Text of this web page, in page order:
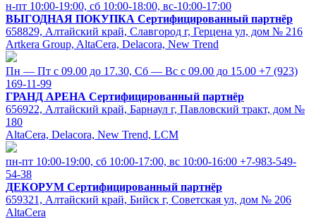
н-пт 10:00-19:00, сб 10:00-18:00, вс-10:00-17:00
ВЫГОДНАЯ ПОКУПКА Сертифицированный партнёр
658829, Алтайский край, Славгород г, Герцена ул, дом № 216
Artkera Group, AltaCera, Delacora, New Trend
Пн — Пт с 09.00 до 17.30, Сб — Вс с 09.00 до 15.00 +7 (923)
169-11-99
ГРАНД АРЕНА Сертифицированный партнёр
656922, Алтайский край, Барнаул г, Павловский тракт, дом №
180
AltaCera, Delacora, New Trend, LCM
пн-пт 10:00-19:00, cб 10:00-17:00, вс 10:00-16:00 +7-983-549-
54-38
ДЕКОРУМ Сертифицированный партнёр
659321, Алтайский край, Бийск г, Советская ул, дом № 206
AltaCera